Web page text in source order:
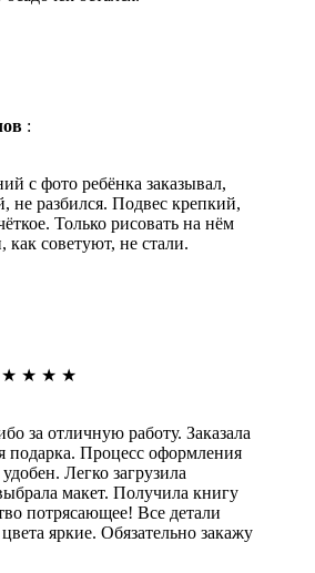
:
с фото ребёнка заказывал,
не разбился. Подвес крепкий,
Только рисовать на нём
как советуют, не стали.
★ ★ ★ ★
за отличную работу. Заказала
подарка. Процесс оформления
Легко загрузила
макет. Получила книгу
потрясающее! Все детали
яркие. Обязательно закажу